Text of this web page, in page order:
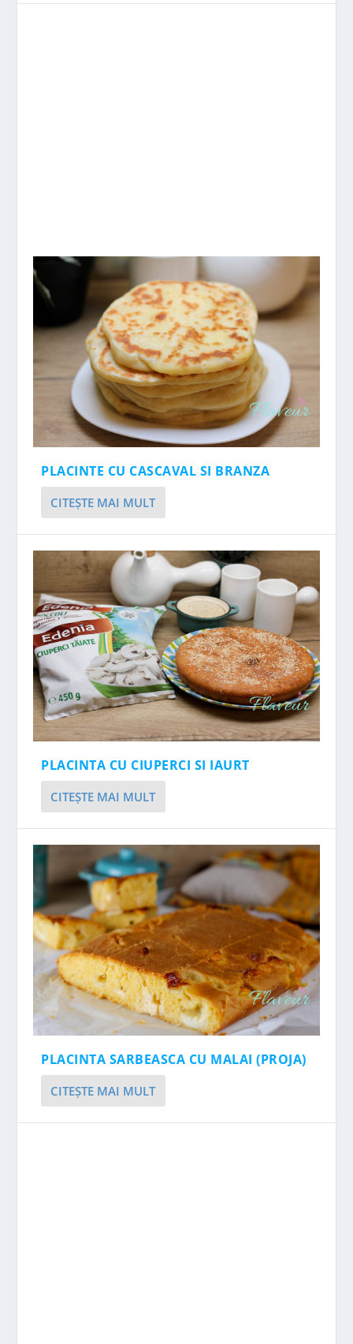
PLACINTE CU CASCAVAL SI BRANZA
CITEŞTE MAI MULT
PLACINTA CU CIUPERCI SI IAURT
CITEŞTE MAI MULT
PLACINTA SARBEASCA CU MALAI (PROJA)
CITEŞTE MAI MULT